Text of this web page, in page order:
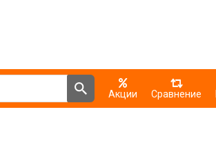
Акции Сравнение